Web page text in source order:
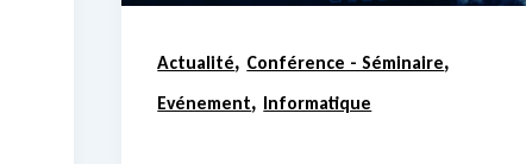
Actualité, Conférence - Séminaire,
Evénement, Informatique